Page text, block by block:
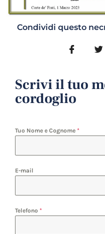
Condividi questo
Scrivi il tuo
cordoglio
Tuo Nome e Cognome *
E-mail
Telefono *